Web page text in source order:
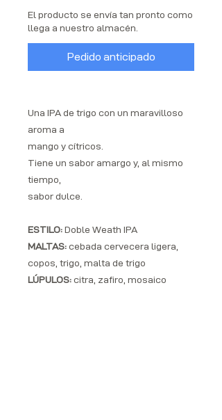
El producto se envía tan pronto como
llega a nuestro almacén.
Pedido anticipado
Una IPA de trigo con un maravilloso
aroma a
mango y cítricos.
Tiene un sabor amargo y, al mismo
tiempo,
sabor dulce.
ESTILO:Doble Weath IPA
MALTAS:cebada cervecera ligera,
copos, trigo, malta de trigo
LÚPULOS:citra, zafiro, mosaico